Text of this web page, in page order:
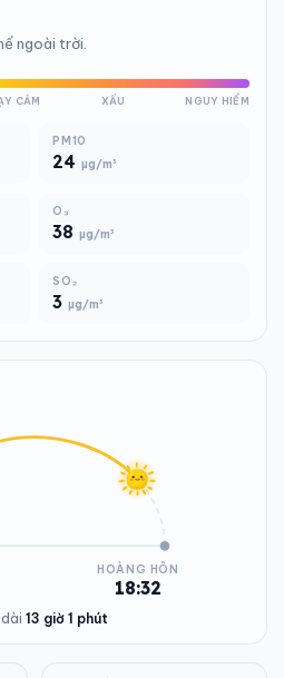
ngoài trời.
CẢM XẤU NGUY HIỂM
PM10
24 µg/m³
O₃
38 µg/m³
SO₂
3 µg/m³
HOÀNG HÔN
18:32
13 giờ 1 phút